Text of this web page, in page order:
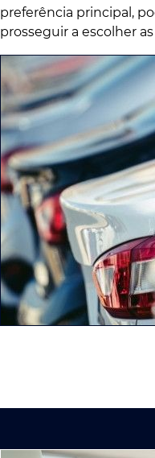
preferência principal,
prosseguir a escolher